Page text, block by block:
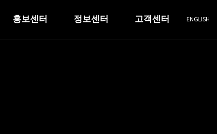
홍보센터 정보센터 고객센터 ENGLISH